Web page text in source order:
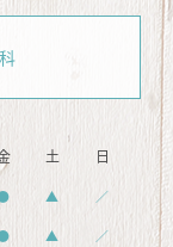
土 日
▲ ／
▲ ／